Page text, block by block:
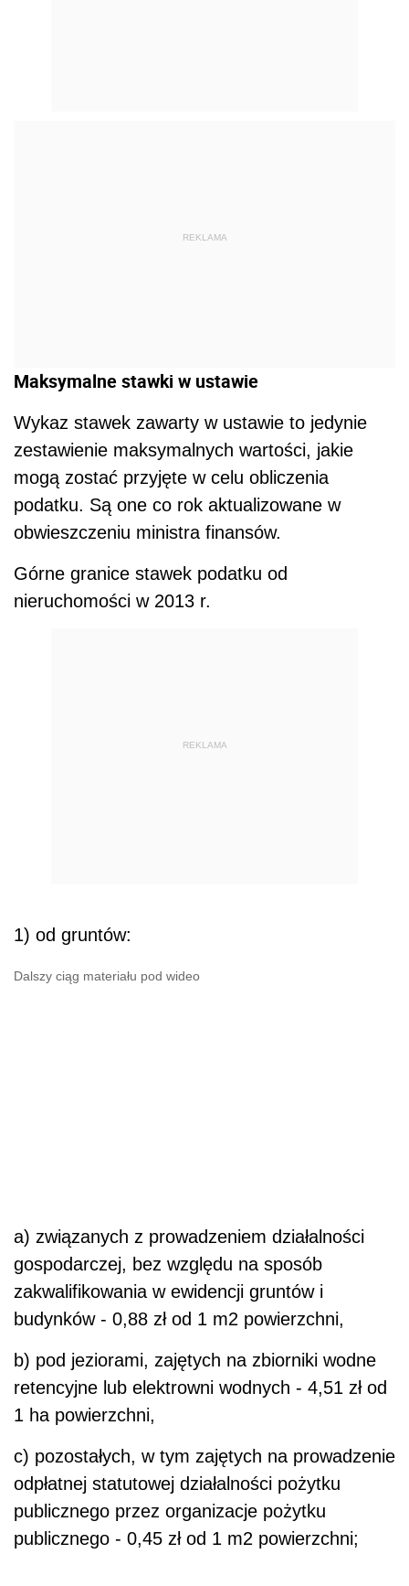
REKLAMA
Maksymalne stawki w ustawie
Wykaz stawek zawarty w ustawie to jedynie
zestawienie maksymalnych wartości, jakie
mogą zostać przyjęte w celu obliczenia
podatku. Są one co rok aktualizowane w
obwieszczeniu ministra finansów.
Górne granice stawek podatku od
nieruchomości w 2013 r.
REKLAMA
1) od gruntów:
Dalszy ciąg materiału pod wideo
a) związanych z prowadzeniem działalności
gospodarczej, bez względu na sposób
zakwalifikowania w ewidencji gruntów i
budynków - 0,88 zł od 1 m2 powierzchni,
b) pod jeziorami, zajętych na zbiorniki wodne
retencyjne lub elektrowni wodnych - 4,51 zł od
1 ha powierzchni,
c) pozostałych, w tym zajętych na prowadzenie
odpłatnej statutowej działalności pożytku
publicznego przez organizacje pożytku
publicznego - 0,45 zł od 1 m2 powierzchni;